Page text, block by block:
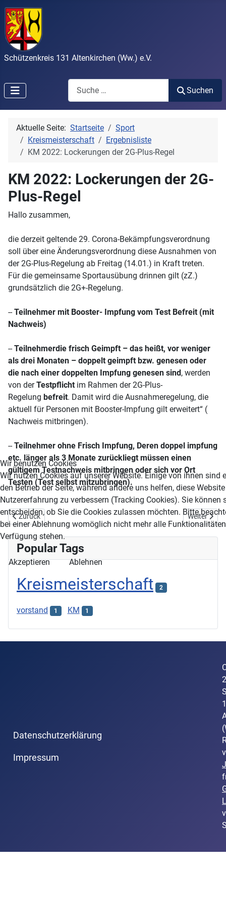
Schützenkreis 131 Altenkirchen (Ww.) e.V.
Search
Suchen
Aktuelle Seite: Startseite
Sport
Kreismeisterschaft
Ergebnisliste
KM 2022: Lockerungen der 2G-Plus-Regel
KM 2022: Lockerungen der 2G-
Plus-Regel
Hallo zusammen,
die derzeit geltende 29. Corona-Bekämpfungsverordnung
soll über eine Änderungsverordnung diese Ausnahmen von
der 2G-Plus-Regelung ab Freitag (14.01.) in Kraft treten.
Für die gemeinsame Sportausübung drinnen gilt (zZ.)
grundsätzlich die 2G+-Regelung.
--Teilnehmer mit Booster- Impfung vom Test Befreit (mit
Nachweis)
--Teilnehmerdie frisch Geimpft – das heißt, vor weniger
als drei Monaten – doppelt geimpft bzw. genesen oder
die nach einer doppelten Impfung genesen sind , werden
von derTestpflicht im Rahmen der 2G-Plus-
Regelung befreit. Damit wird die Ausnahmeregelung, die
aktuell für Personen mit Booster-Impfung gilt erweitert“ (
Nachweis mitbringen).
--Teilnehmer ohne Frisch Impfung, Deren doppel impfung
etc. länger als 3 Monate zurückliegt müssen einen
gültigem Testnachweis mitbringen oder sich vor Ort
Testen (Test selbst mitzubringen).
Vorheriger Beitrag: Ergebnisliste der KM 2023
Zurück Nächster
Weiter
Popular Tags
Kreismeisterschaft 2
vorstand 1 KM 1
Datenschutzerklärung
Impressum
Wir benutzen Cookies
Wir nutzen Cookies auf unserer Website. Einige von ihnen sind
den Betrieb der Seite, während andere uns helfen, diese
Nutzererfahrung zu verbessern (Tracking Cookies). Sie können
entscheiden, ob Sie die Cookies zulassen möchten. Bitte
bei einer Ablehnung womöglich nicht mehr alle
Verfügung stehen.
Akzeptieren Ablehnen